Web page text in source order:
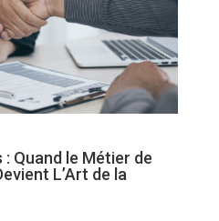
Quand le Métier de
L’Art de la